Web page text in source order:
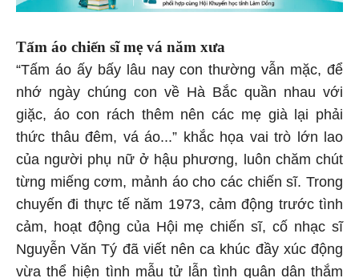
Tấm áo chiến sĩ mẹ vá năm xưa
“Tấm áo ấy bấy lâu nay con thường vẫn mặc, để
nhớ ngày chúng con về Hà Bắc quần nhau với
giặc, áo con rách thêm nên các mẹ già lại phải
thức thâu đêm, vá áo...” khắc họa vai trò lớn lao
của người phụ nữ ở hậu phương, luôn chăm chút
từng miếng cơm, mảnh áo cho các chiến sĩ. Trong
chuyến đi thực tế năm 1973, cảm động trước tình
cảm, hoạt động của Hội mẹ chiến sĩ, cố nhạc sĩ
Nguyễn Văn Tý đã viết nên ca khúc đầy xúc động
vừa thể hiện tình mẫu tử lẫn tình quân dân thắm